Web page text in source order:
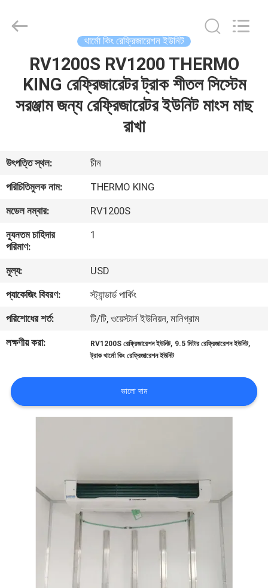
পণ্য
সম্বন্ধে
পরিদর্শন
নিয়ন্ত্রণ
আমাদের
সাথে
খবর
গোপনীয়তা
INDUSTRY
থার্মো কিং রেফ্রিজারেশন ইউনিট
RV1200S RV1200 THERMO
KING রেফ্রিজারেটর ট্রাক শীতল সিস্টেম
সরঞ্জাম জন্য রেফ্রিজারেটর ইউনিট মাংস মাছ
রাখা
উৎপত্তি স্থল:
চীন
পরিচিতিমুলক নাম:
THERMO KING
মডেল নম্বার:
RV1200S
ন্যূনতম চাহিদার
পরিমাণ:
1
মূল্য:
USD
প্যাকেজিং বিবরণ:
স্ট্যান্ডার্ড পার্কিং
পরিশোধের শর্ত:
টি/টি, ওয়েস্টার্ন ইউনিয়ন, মানিগ্রাম
লক্ষণীয় করা:
RV1200S রেফ্রিজারেশন ইউনিট, 9.5 মিটার রেফ্রিজারেশন ইউনিট,
ট্রাক থার্মো কিং রেফ্রিজারেশন ইউনিট
ভালো দাম